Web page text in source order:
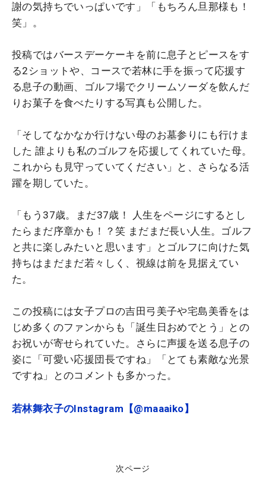
謝の気持ちでいっぱいです」「もちろん旦那様も！
笑」。
投稿ではバースデーケーキを前に息子とピースをす
る2ショットや、コースで若林に手を振って応援す
る息子の動画、ゴルフ場でクリームソーダを飲んだ
りお菓子を食べたりする写真も公開した。
「そしてなかなか行けない母のお墓参りにも行けま
した 誰よりも私のゴルフを応援してくれていた母。
これからも見守っていてください」と、さらなる活
躍を期していた。
「もう37歳。まだ37歳！ 人生をページにするとし
たらまだ序章かも！？笑 まだまだ長い人生。ゴルフ
と共に楽しみたいと思います」とゴルフに向けた気
持ちはまだまだ若々しく、視線は前を見据えてい
た。
この投稿には女子プロの吉田弓美子や宅島美香をは
じめ多くのファンからも「誕生日おめでとう」との
お祝いが寄せられていた。さらに声援を送る息子の
姿に「可愛い応援団長ですね」「とても素敵な光景
ですね」とのコメントも多かった。
若林舞衣子のInstagram【@maaaiko】
次ページ